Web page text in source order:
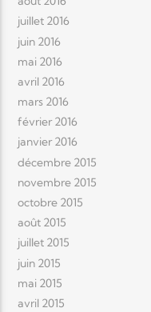
juillet 2016
juin 2016
mai 2016
avril 2016
mars 2016
février 2016
janvier 2016
décembre 2015
novembre 2015
octobre 2015
août 2015
juillet 2015
juin 2015
mai 2015
avril 2015